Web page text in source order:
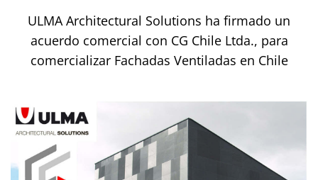
ULMA Architectural Solutions ha firmado un
acuerdo comercial con CG Chile Ltda., para
comercializar Fachadas Ventiladas en Chile